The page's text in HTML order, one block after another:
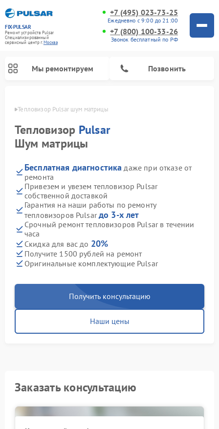
FIX-PULSAR
Ремонт устройств Pulsar
Специализированный
cервисный центр г.Москва
+7 (495) 023-73-25
Ежедневно с 9:00 до 21:00
+7 (800) 100-33-26
Звонок бесплатный по РФ
Мы ремонтируем Позвонить
Тепловизор Pulsar шум матрицы
Тепловизор Pulsar
Шум матрицы
Бесплатная диагностика даже при отказе от
ремонта
Привезем и увезем тепловизор Pulsar
собственной доставкой
Гарантия на наши работы по ремонту
тепловизоров Pulsarдо 3-х лет
Срочный ремонт тепловизоров Pulsar в течении
часа
Скидка для вас до 20%
Получите 1500 рублей на ремонт
Оригинальные комплектующие Pulsar
Получить консультацию
Наши цены
Заказать консультацию